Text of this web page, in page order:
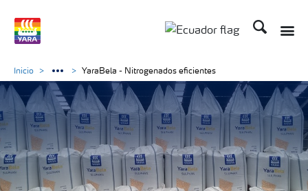
Buscar
Inicio YaraBela - Nitrogenados eficientes